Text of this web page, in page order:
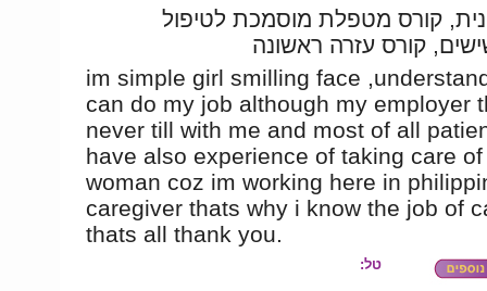
קורס מטפלת מוסמכת לטיפול
קורס עזרה ראשונה
im simple girl smilling face
can do my job although my employer
never till with me and most of all
have also experience of taking care
woman coz im working here in
caregiver thats why i know the job of
thats all thank you.
טל: